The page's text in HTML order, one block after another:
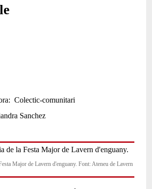
Colectic-comunitari
Sanchez
Major de Lavern d'enguany. Font: Ateneu de Lavern